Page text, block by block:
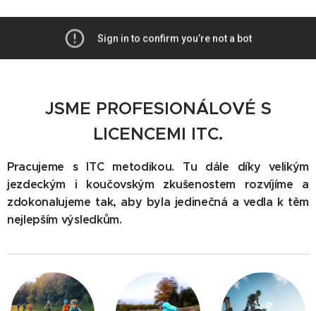
JSME PROFESIONÁLOVÉ S
LICENCEMI ITC.
Pracujeme s ITC metodikou. Tu dále díky velikým
jezdeckým i koučovským zkušenostem rozvíjíme a
zdokonalujeme tak, aby byla jedinečná a vedla k těm
nejlepším výsledkům.